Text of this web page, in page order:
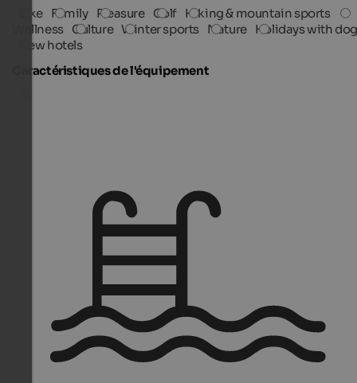
Bike Family Pleasure Golf Hiking & mountain sports
Wellness Culture Winter sports Nature Holidays with
New hotels
Caractéristiques de l'équipement